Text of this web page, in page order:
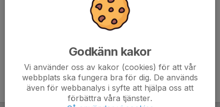
Godkänn kakor
Vi använder oss av kakor (cookies) för att vår
webbplats ska fungera bra för dig. De används
även för webbanalys i syfte att hjälpa oss att
förbättra våra tjänster.